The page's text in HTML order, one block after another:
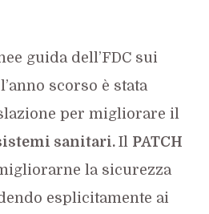
guida dell’FDC sui
scorso è stata
per migliorare il
sanitari. Il PATCH
la sicurezza
esplicitamente ai